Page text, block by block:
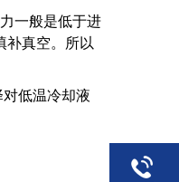
一般是低于进
补真空。所以
低温冷却液